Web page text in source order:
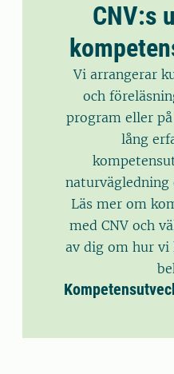
CNV:s
Vi arrangerar
och
program eller
lång
Läs mer om
med CNV och
av dig om hur vi